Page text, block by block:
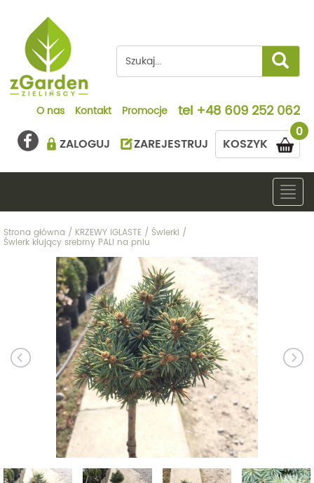
O nas Kontakt Promocje tel +48 609 252 062
0
KOSZYK
ZALOGUJ ZAREJESTRUJ
Strona główna / KRZEWY IGLASTE / Świerki /
Świerk kłujący srebrny PALI na pniu